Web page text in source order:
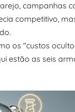
campanhas
competitivo,
os "custos
estão as seis